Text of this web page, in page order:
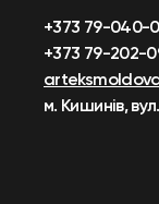
+373 79-040-
+373 79-202-
м. Кишинів,